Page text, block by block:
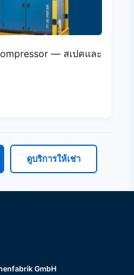
— สเปคและ
ดูบริการให้เช่า
GmbH